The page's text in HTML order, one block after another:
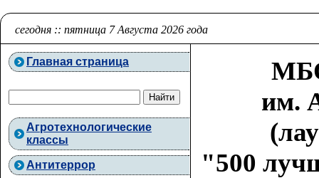
сегодня :: пятница 7 Августа 2026 года
Главная страница
Агротехнологические
классы
Антитеррор
им.
"500